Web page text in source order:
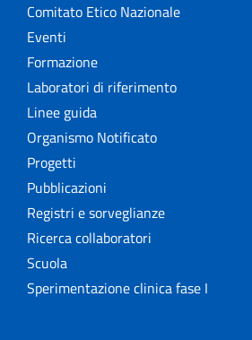
Comitato Etico Nazionale
Eventi
Formazione
Laboratori di riferimento
Linee guida
Organismo Notificato
Progetti
Pubblicazioni
Registri e sorveglianze
Ricerca collaboratori
Scuola
Sperimentazione clinica fase I